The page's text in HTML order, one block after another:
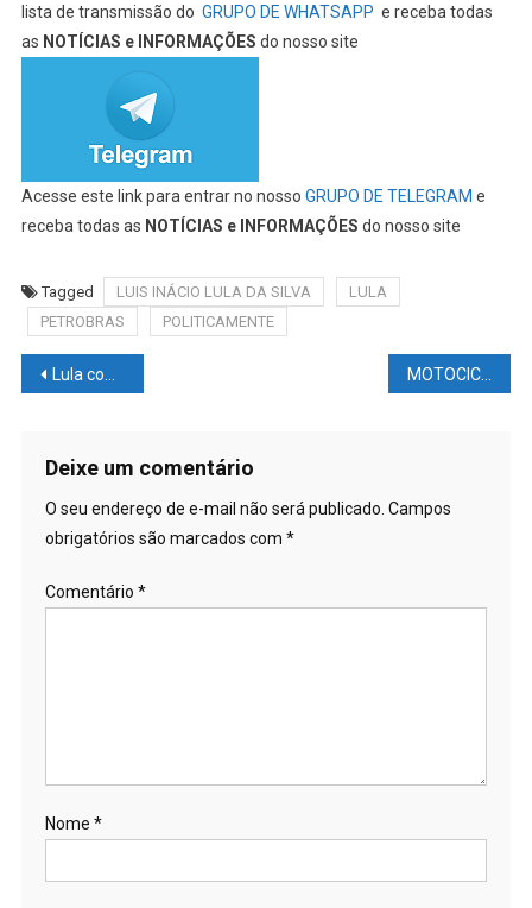
lista de transmissão do GRUPO DE WHATSAPP e receba todas
as NOTÍCIAS e INFORMAÇÕES do nosso site
Acesse este link para entrar no nosso GRUPO DE TELEGRAM e
receba todas as NOTÍCIAS e INFORMAÇÕES do nosso site
Tagged LUIS INÁCIO LULA DA SILVA
LULA
PETROBRAS
POLITICAMENTE
Navegação
Post
Lula começa amanhã a experimentar o semipresidencialismo
Deixe um comentário
O seu endereço de e-mail não será publicado. Campos
obrigatórios são marcados com *
Comentário *
Nome *